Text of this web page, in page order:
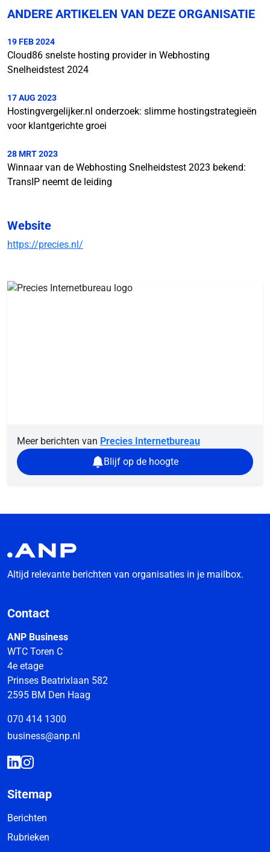
ANDERE ARTIKELEN VAN DEZE ORGANISATIE
19 FEB 2024
Cloud86 snelste hosting provider in Webhosting
Snelheidstest 2024
17 AUG 2023
Hostingvergelijker.nl onderzoek: slimme hostingstrategieën
voor klantgerichte groei
28 MRT 2023
Winnaar van de Webhosting Snelheidstest 2023 bekend:
TransIP neemt de leiding
Website
https://precies.nl/
Meer berichten van Precies Internetbureau
Blijf op de hoogte
Altijd relevante berichten van organisaties in je mailbox.
Contact
ANP Business
WTC Toren C
4e etage
Prinses Beatrixlaan 582
2595 BM Den Haag
070 414 1300
business@anp.nl
Sitemap
Berichten
Rubrieken